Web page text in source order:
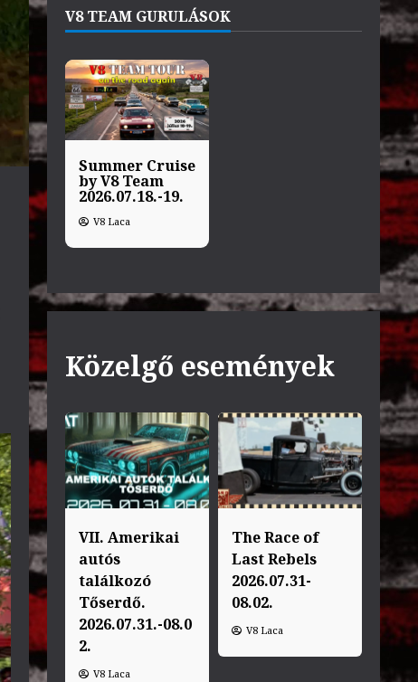
V8 TEAM GURULÁSOK
Summer Cruise
by V8 Team
2026.07.18.-19.
V8 Laca
Közelgő események
VII. Amerikai
autós
találkozó
Tőserdő.
2026.07.31.-08.0
2.
V8 Laca
The Race of
Last Rebels
2026.07.31-
08.02.
V8 Laca